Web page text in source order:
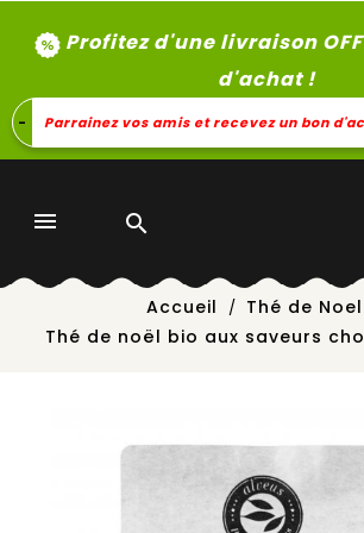
Profitez d'une livraison
d'achat !
- Parrainez vos amis et recevez un bon
 
Accueil
Thé de Noel
Thé de noël bio aux saveurs